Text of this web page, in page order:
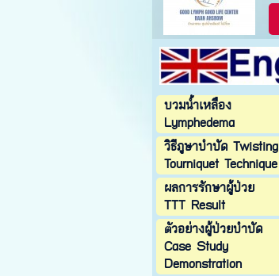
บวมน้ำเหลือง
Lymphedema
วิธีภูษาบำบัด Twisting
Tourniquet Technique
ผลการรักษาผู้ป่วย
TTT Result
ตัวอย่างผู้ป่วยบำบัด
Case Study
Demonstration